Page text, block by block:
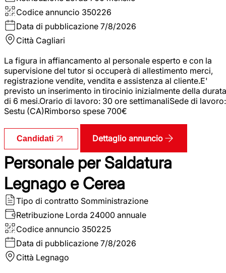
Codice annuncio 350226
Data di pubblicazione 7/8/2026
Città Cagliari
La figura in affiancamento al personale esperto e con la
supervisione del tutor si occuperà di allestimento merci,
registrazione vendite, vendita e assistenza al cliente.E'
previsto un inserimento in tirocinio inizialmente della durata
di 6 mesi.Orario di lavoro: 30 ore settimanaliSede di lavoro:
Sestu (CA)Rimborso spese 700€
Candidati Dettaglio annuncio
Personale per Saldatura
Legnago e Cerea
Tipo di contratto Somministrazione
Retribuzione Lorda 24000 annuale
Codice annuncio 350225
Data di pubblicazione 7/8/2026
Città Legnago